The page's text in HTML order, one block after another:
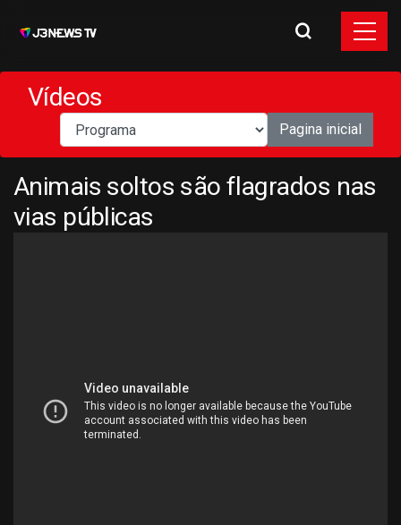
Vídeos
Pagina inicial
Animais soltos são flagrados nas
vias públicas